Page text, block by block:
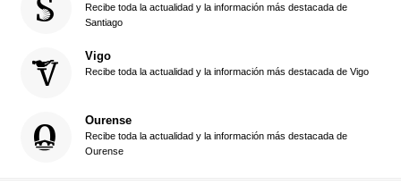
Recibe toda la actualidad y la información más destacada de
Santiago
Vigo
Recibe toda la actualidad y la información más destacada de Vigo
Ourense
Recibe toda la actualidad y la información más destacada de
Ourense